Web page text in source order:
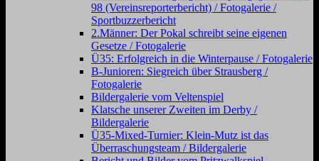
98 (Vereinsreporterbericht) / Fotogalerie /
Sportbuzzerbericht
2.Männer: Der Pokal schreibt seine eigenen
Gesetze / Fotogalerie
Ü35: Erfolgreich in die Winterpause / Fotogalerie
B-Junioren: Siegreich über Strausberg /
Fotogalerie
Bildergalerie vom Veltenspiel
Klatsche unserer Zweiten im Derby /
Bildergalerie
Ü35-Mixed-Turnier: Klein-Mutz ist das
Überraschungsteam / Bildergalerie